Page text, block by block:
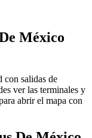
México
con salidas de
ver las terminales y
abrir el mapa con